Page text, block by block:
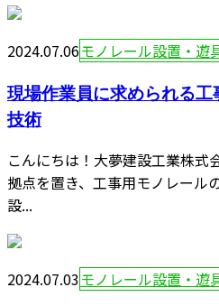
2024.07.06モノレール設置・遊
現場作業員に求められる
技術
こんにちは！大夢建設工業株式
拠点を置き、工事用モノレール
設...
2024.07.03モノレール設置・遊